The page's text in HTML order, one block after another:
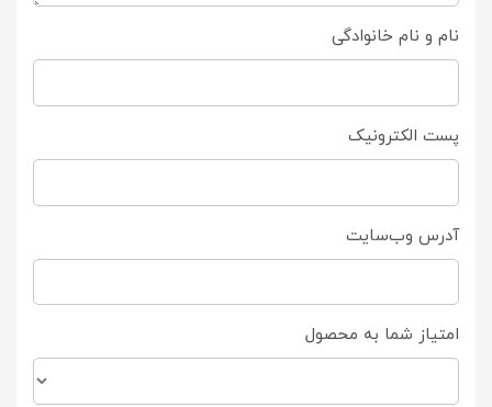
نام و نام خانوادگی
پست الکترونیک
آدرس وب‌سایت
امتیاز شما به محصول